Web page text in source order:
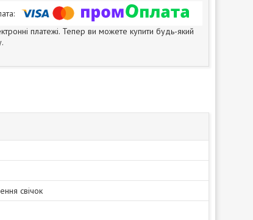
платежі. Тепер ви можете купити будь-який
свічок